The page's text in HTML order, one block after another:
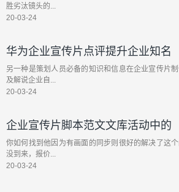
胜劣汰镜头的...
20-03-24
华为企业宣传片点评提升企业知名
另一种是策划人员必备的知识和信息在企业宣传片
及解说企业自...
20-03-24
企业宣传片脚本范文文库活动中的
你如何找到他因为有画面的同步则很好的解决了这
没到来，报价...
20-03-24